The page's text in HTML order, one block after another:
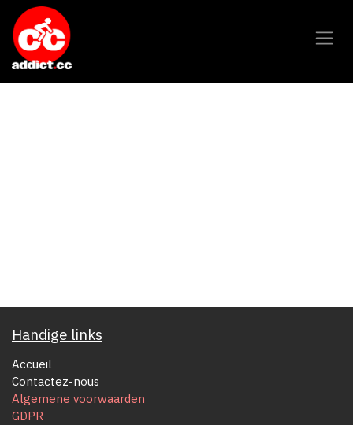
Overslaan naar inhoud
Handige links
Accueil
Contactez-nous
Algemene voorwaarden
GDPR